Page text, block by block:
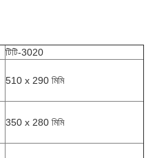
টিটি-3020
510 x 290 মিমি
350 x 280 মিমি